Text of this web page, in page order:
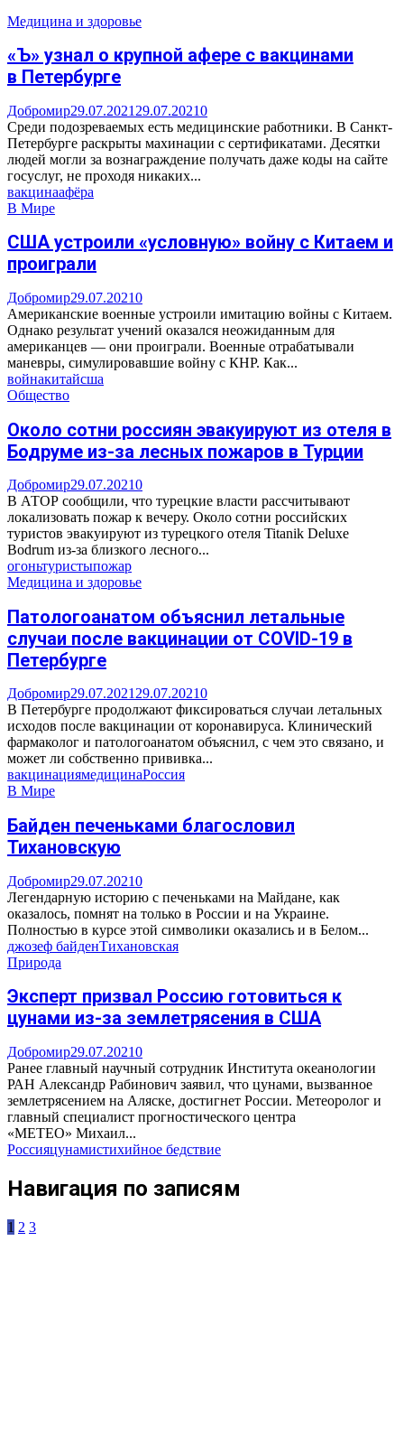
Медицина и здоровье
«Ъ» узнал о крупной афере с вакцинами
в Петербурге
Добромир29.07.2021 29.07.20210
Среди подозреваемых есть медицинские работники. В Санкт-
Петербурге раскрыты махинации с сертификатами. Десятки
людей могли за вознаграждение получать даже коды на сайте
госуслуг, не проходя никаких...
вакцинаафёра
В Мире
США устроили «условную» войну с Китаем и
проиграли
Добромир29.07.20210
Американские военные устроили имитацию войны с Китаем.
Однако результат учений оказался неожиданным для
американцев — они проиграли. Военные отрабатывали
маневры, симулировавшие войну с КНР. Как...
войнакитайсша
Общество
Около сотни россиян эвакуируют из отеля в
Бодруме из-за лесных пожаров в Турции
Добромир29.07.20210
В АТОР сообщили, что турецкие власти рассчитывают
локализовать пожар к вечеру. Около сотни российских
туристов эвакуируют из турецкого отеля Titanik Deluxe
Bodrum из-за близкого лесного...
огоньтуристыпожар
Медицина и здоровье
Патологоанатом объяснил летальные
случаи после вакцинации от COVID-19 в
Петербурге
Добромир29.07.2021 29.07.20210
В Петербурге продолжают фиксироваться случаи летальных
исходов после вакцинации от коронавируса. Клинический
фармаколог и патологоанатом объяснил, с чем это связано, и
может ли собственно прививка...
вакцинациямедицинаРоссия
В Мире
Байден печеньками благословил
Тихановскую
Добромир29.07.20210
Легендарную историю с печеньками на Майдане, как
оказалось, помнят на только в России и на Украине.
Полностью в курсе этой символики оказались и в Белом...
джозеф байденТихановская
Природа
Эксперт призвал Россию готовиться к
цунами из-за землетрясения в США
Добромир29.07.20210
Ранее главный научный сотрудник Института океанологии
РАН Александр Рабинович заявил, что цунами, вызванное
землетрясением на Аляске, достигнет России. Метеоролог и
главный специалист прогностического центра
«МЕТЕО» Михаил...
Россияцунамистихийное бедствие
Навигация по записям
1 2 3